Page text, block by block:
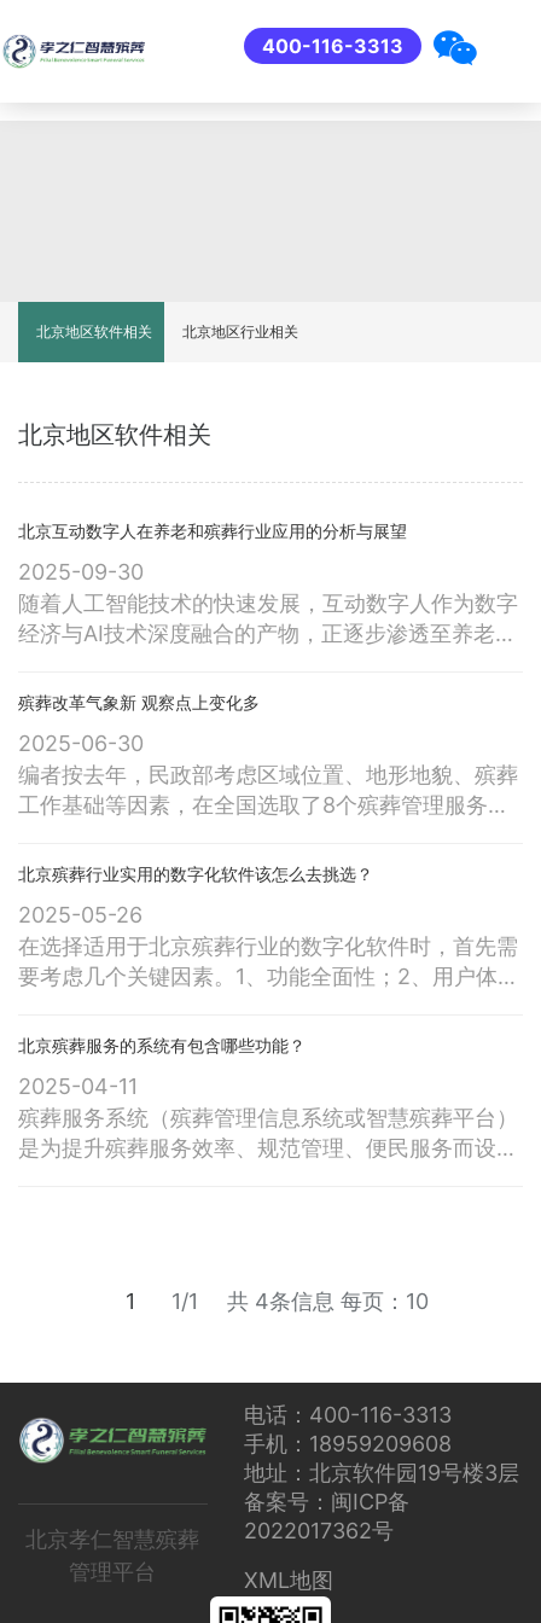
400-116-3313
北京地区软件相关 北京地区行业相关
北京地区软件相关
北京互动数字人在养老和殡葬行业应用的分析与展望
2025-09-30
随着人工智能技术的快速发展，互动数字人作为数字
经济与AI技术深度融合的产物，正逐步渗透至养老、
平台，通过创新数字人技术，为行业提供了情感慰
景、伦理挑战及未来趋势等维度，系统分析中殡网互
动数字人的实践与影响。中殡网通过激光扫描、手工
建模或智能手机采集，构建3D数字人模型，
殡葬改革气象新 观察点上变化多
2025-06-30
编者按去年，民政部考虑区域位置、地形地貌、殡葬
工作基础等因素，在全国选取了8个殡葬管理服务工
级观察点4个（含省会城市）、县级观察点2个。在
设、配套设施、减项降费优服务等展开实践探索。今
天本报推出的这一组文章，展现的是8个观察点在便
民利民惠民方面推出的系列举措，也是全国
北京殡葬行业实用的数字化软件该怎么去挑选？
2025-05-26
在选择适用于北京殡葬行业的数字化软件时，首先需
要考虑几个关键因素。1、功能全面性；2、用户体
适应性。其中，功能的全面性是最为关键的一点，因
求。我们可以深入了解软件如何帮助提升工作效率、
优化管理流程、减少人工操作，提高整体服务质量。
一、选择数字化软件的核心要素
北京殡葬服务的系统有包含哪些功能？
2025-04-11
殡葬服务系统（殡葬管理信息系统或智慧殡葬平台）
是为提升殡葬服务效率、规范管理、便民服务而设计
原因等），关联死亡证明、火化证明等电子档案。
1 1/1 每页：10
共 4条信息
北京孝仁智慧殡葬
管理平台
电话：400-116-3313
手机：18959209608
地址：北京软件园19号楼3层
备案号：闽ICP备
2022017362号
XML地图